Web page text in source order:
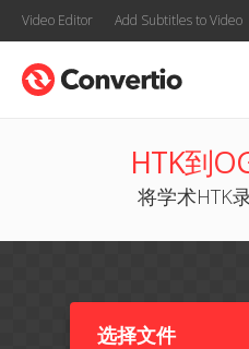
Video Editor Add Subtitles to Video
HTK到
将学术HTK
选择文件